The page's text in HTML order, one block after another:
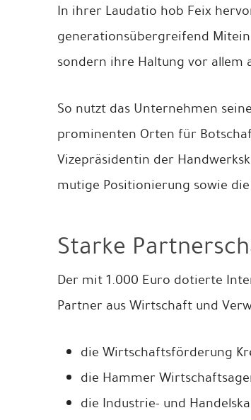
In ihrer Laudatio hob Feix
generationsübergreifend
sondern ihre Haltung vor allem
So nutzt das Unternehmen
prominenten Orten für
Vizepräsidentin der
mutige Positionierung sowie
Starke
Der mit 1.000 Euro dotierte
Partner aus Wirtschaft und
die Wirtschaftsförderung
die Hammer
die Industrie- und